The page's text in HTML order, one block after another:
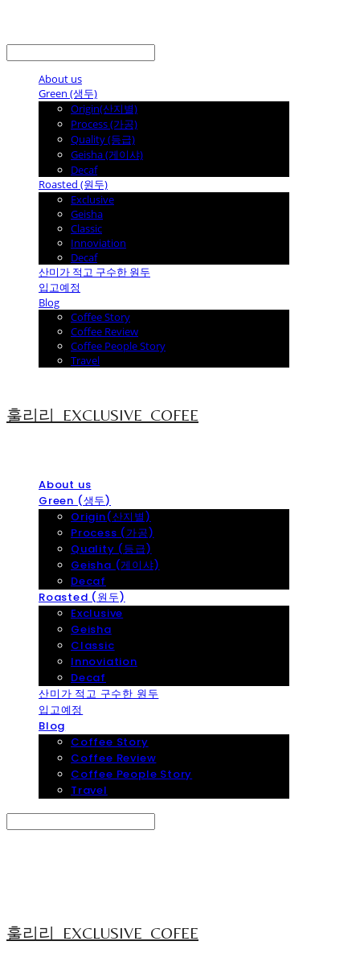
About us
Green (생두)
Origin(산지별)
Process (가공)
Quality (등급)
Geisha (게이샤)
Decaf
Roasted (원두)
Exclusive
Geisha
Classic
Innoviation
Decaf
산미가 적고 구수한 원두
입고예정
Blog
Coffee Story
Coffee Review
Coffee People Story
Travel
훌리리_EXCLUSIVE_COFEE
About us
Green (생두)
Origin(산지별)
Process (가공)
Quality (등급)
Geisha (게이샤)
Decaf
Roasted (원두)
Exclusive
Geisha
Classic
Innoviation
Decaf
산미가 적고 구수한 원두
입고예정
Blog
Coffee Story
Coffee Review
Coffee People Story
Travel
훌리리_EXCLUSIVE_COFEE